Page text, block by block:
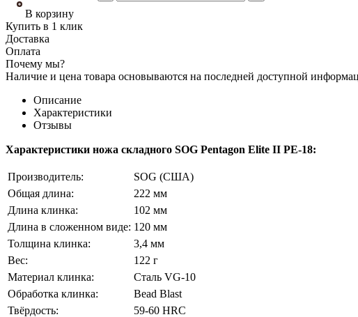
В корзину
Купить в 1 клик
Доставка
Оплата
Почему мы?
Наличие и цена товара основываются на последней доступной
Описание
Характеристики
Отзывы
Характеристики ножа складного SOG Pentagon Elite II PE-18:
Производитель:
SOG (США)
Общая длина:
222 мм
Длина клинка:
102 мм
Длина в сложенном виде: 120 мм
Толщина клинка:
3,4 мм
Вес:
122 г
Материал клинка:
Сталь VG-10
Обработка клинка:
Bead Blast
Твёрдость:
59-60 HRC